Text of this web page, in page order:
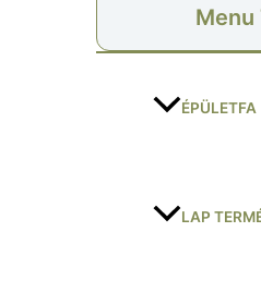
Menu
ÉPÜLETFA
LAP